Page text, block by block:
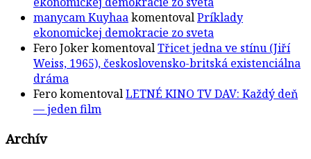
manycam KuyhaakomentovalPríklady
ekonomickej demokracie zo sveta
Fero JokerkomentovalTřicet jedna ve stínu (Jiří
Weiss, 1965), československo-britská existenciálna
dráma
FerokomentovalLETNÉ KINO TV DAV: Každý deň
— jeden film
Archív